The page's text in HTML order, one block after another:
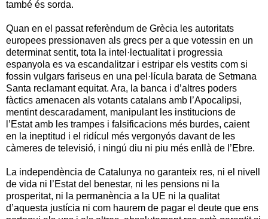
també és sorda.
Quan en el passat referèndum de Grècia les autoritats
europees pressionaven als grecs per a que votessin en un
determinat sentit, tota la intel·lectualitat i progressia
espanyola es va escandalitzar i estripar els vestits com si
fossin vulgars fariseus en una pel·lícula barata de Setmana
Santa reclamant equitat. Ara, la banca i d’altres poders
fàctics amenacen als votants catalans amb l’Apocalipsi,
mentint descaradament, manipulant les institucions de
l’Estat amb les trampes i falsificacions més burdes, caient
en la ineptitud i el ridícul més vergonyós davant de les
càmeres de televisió, i ningú diu ni piu més enllà de l’Ebre.
La independència de Catalunya no garanteix res, ni el nivell
de vida ni l’Estat del benestar, ni les pensions ni la
prosperitat, ni la permanència a la UE ni la qualitat
d’aquesta justícia ni com haurem de pagar el deute que ens